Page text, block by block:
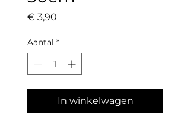
€ 3,90
Aantal *
In winkelwagen